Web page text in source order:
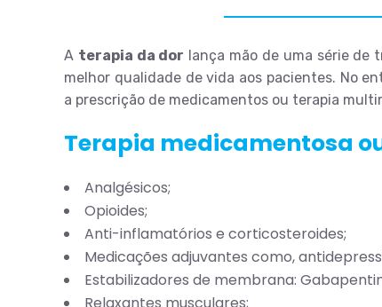
A terapia da dor lança mão de uma série de
melhor qualidade de vida aos pacientes. No
a prescrição de medicamentos ou terapia
Terapia medicamentosa
Analgésicos;
Opioides;
Anti-inflamatórios e corticosteroides;
Medicações adjuvantes como,
Estabilizadores de membrana: